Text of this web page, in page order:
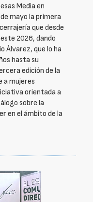
Media en
mayo la primera
que desde
2026, dando
Álvarez, que lo ha
hasta su
edición de la
a mujeres
orientada a
sobre la
en el ámbito de la